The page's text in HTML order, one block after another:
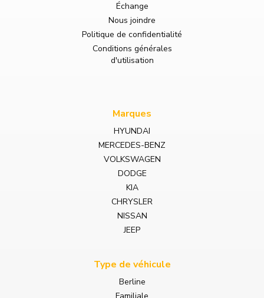
Échange
Nous joindre
Politique de confidentialité
Conditions générales
d'utilisation
Marques
HYUNDAI
MERCEDES-BENZ
VOLKSWAGEN
DODGE
KIA
CHRYSLER
NISSAN
JEEP
Type de véhicule
Berline